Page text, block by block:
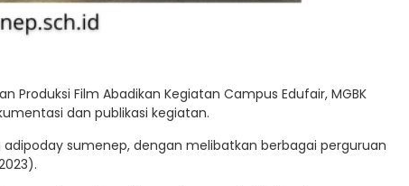
Produksi Film Abadikan Kegiatan Campus Edufair, MGBK
dan publikasi kegiatan.
sumenep, dengan melibatkan berbagai perguruan